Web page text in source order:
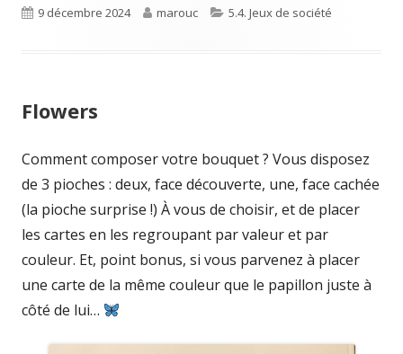
Published
9 décembre 2024 Author
marouc Categories
5.4. Jeux de société
Flowers
Comment composer votre bouquet ? Vous disposez
de 3 pioches : deux, face découverte, une, face cachée
(la pioche surprise !) À vous de choisir, et de placer
les cartes en les regroupant par valeur et par
couleur. Et, point bonus, si vous parvenez à placer
une carte de la même couleur que le papillon juste à
côté de lui…